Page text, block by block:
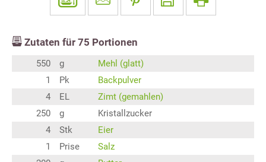
Zutaten für 75 Portionen
550 g
Mehl (glatt)
1
Pk
Backpulver
4
EL
Zimt (gemahlen)
250
g
Kristallzucker
4
Stk
Eier
1
Prise
Salz